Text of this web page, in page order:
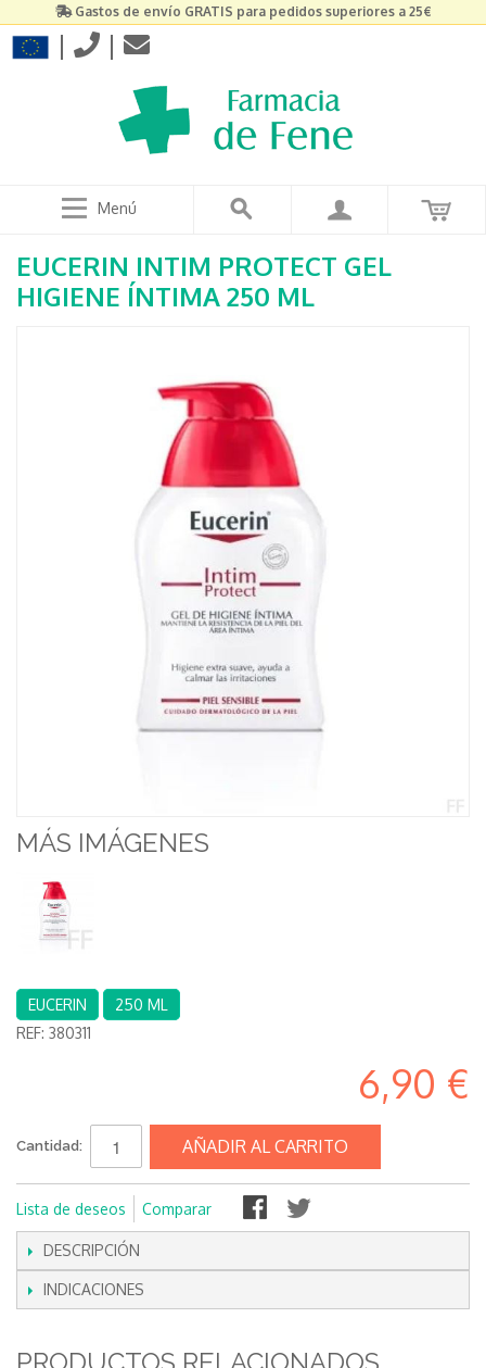
Gastos de envío GRATIS para pedidos superiores a 25€
| |
Menú
EUCERIN INTIM PROTECT GEL
HIGIENE ÍNTIMA 250 ML
MÁS IMÁGENES
EUCERIN
250 ML
REF: 380311
6,90 €
Cantidad: AÑADIR AL CARRITO
Lista de deseos Comparar
DESCRIPCIÓN
INDICACIONES